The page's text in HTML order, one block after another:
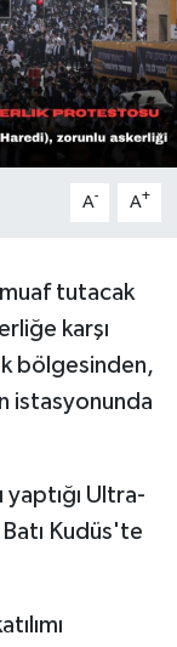
A- A+
tutacak
karşı
bölgesinden,
istasyonunda
yaptığı Ultra-
Kudüs'te